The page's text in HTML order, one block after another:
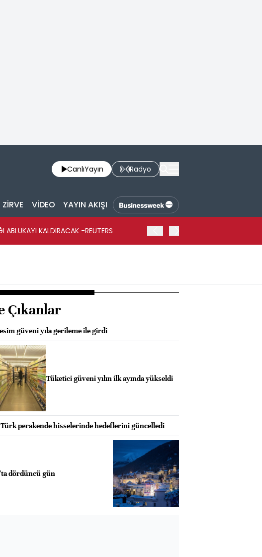
CanlıYayın Radyo
ZİRVE VİDEO YAYIN AKIŞI
ABLUKAYI KALDIRACAK -REUTERS
Çıkanlar
güveni yıla gerileme ile girdi
Tüketici güveni yılın ilk ayında yükseldi
Türk perakende hisselerinde hedeflerini güncelledi
dördüncü gün